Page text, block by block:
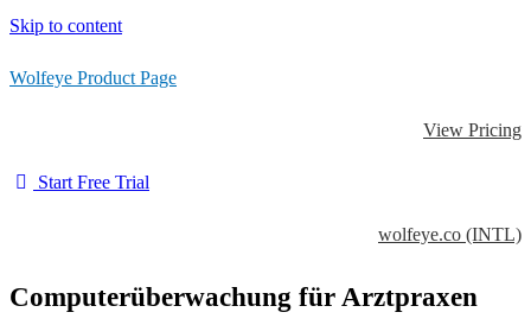
Skip to content
Wolfeye Product Page
View Pricing
Start Free Trial
wolfeye.co (INTL)
Computerüberwachung für Arztpraxen